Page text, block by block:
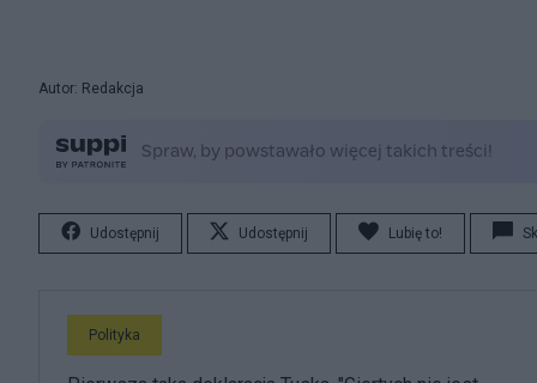
Autor: Redakcja
Udostępnij Udostępnij Lubię to!
Polityka